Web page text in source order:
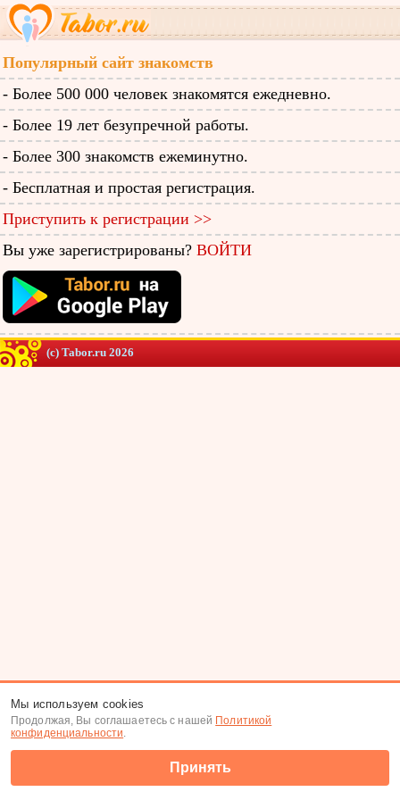
Популярный сайт знакомств
- Более 500 000 человек знакомятся ежедневно.
- Более 19 лет безупречной работы.
- Более 300 знакомств ежеминутно.
- Бесплатная и простая регистрация.
Приступить к регистрации >>
Вы уже зарегистрированы? ВОЙТИ
(c) Tabor.ru 2026
Мы используем cookies
Продолжая, Вы соглашаетесь с нашей Политикой
конфиденциальности.
Принять